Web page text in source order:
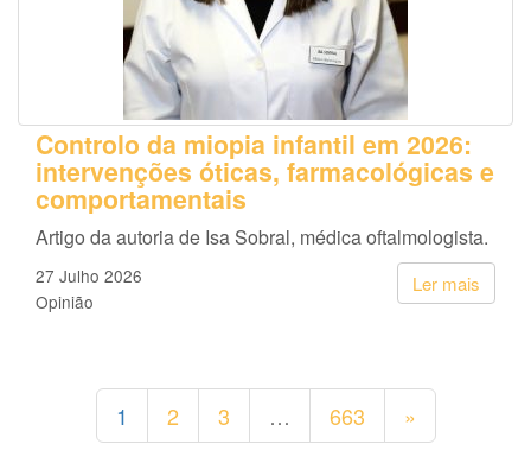
Controlo da miopia infantil em 2026:
intervenções óticas, farmacológicas e
comportamentais
Artigo da autoria de Isa Sobral, médica oftalmologista.
Ler mais
27 Julho 2026
Opinião
1 2 3 … 663 »